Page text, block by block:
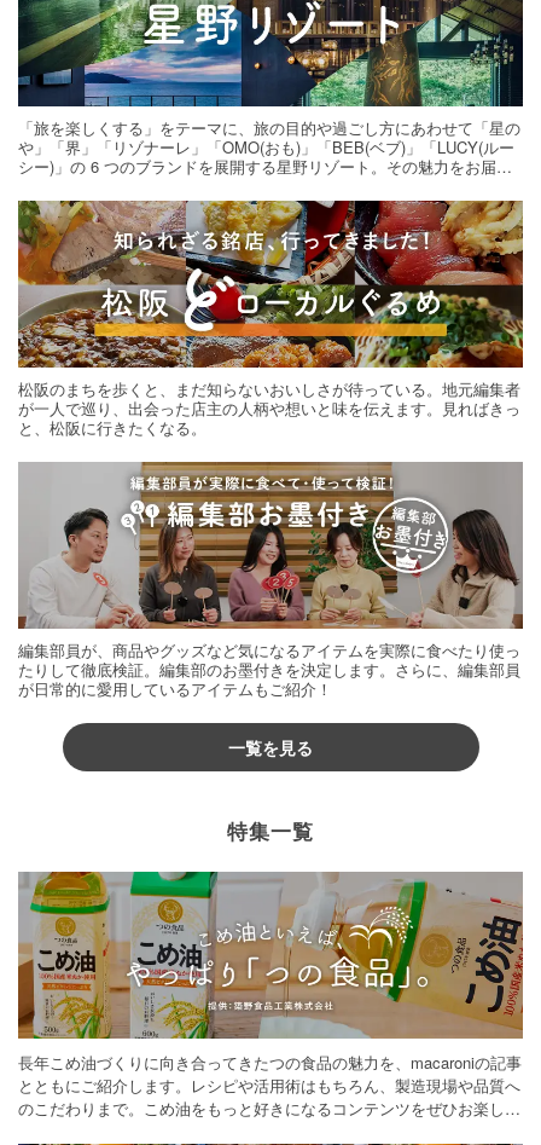
「旅を楽しくする」をテーマに、旅の目的や過ごし方にあわせて「星の
や」「界」「リゾナーレ」「OMO(おも)」「BEB(ベブ)」「LUCY(ルー
シー)」の 6 つのブランドを展開する星野リゾート。その魅力をお届け
松阪のまちを歩くと、まだ知らないおいしさが待っている。地元編集者
が一人で巡り、出会った店主の人柄や想いと味を伝えます。見ればきっ
と、松阪に行きたくなる。
編集部員が、商品やグッズなど気になるアイテムを実際に食べたり使っ
たりして徹底検証。編集部のお墨付きを決定します。さらに、編集部員
が日常的に愛用しているアイテムもご紹介！
一覧を見る
特集一覧
長年こめ油づくりに向き合ってきたつの食品の魅力を、macaroniの記事
とともにご紹介します。レシピや活用術はもちろん、製造現場や品質へ
のこだわりまで。こめ油をもっと好きになるコンテンツをぜひお楽しみ